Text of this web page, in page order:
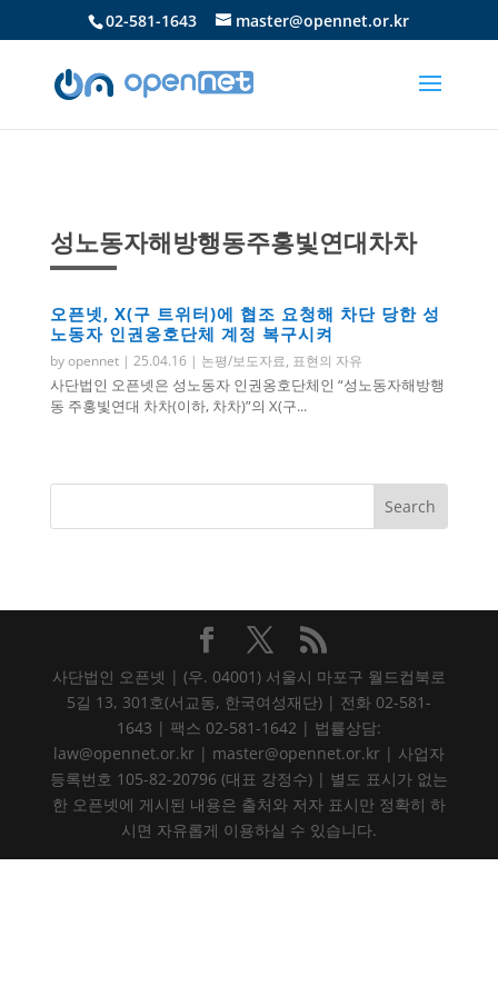
02-581-1643 master@opennet.or.kr
성노동자해방행동주홍빛연대차차
오픈넷, X(구 트위터)에 협조 요청해 차단 당한 성
노동자 인권옹호단체 계정 복구시켜
byopennet| 25.04.16| 논평/보도자료, 표현의 자유
사단법인 오픈넷은 성노동자 인권옹호단체인 “성노동자해방행
동 주홍빛연대 차차(이하, 차차)”의 X(구...
사단법인 오픈넷 | (우. 04001) 서울시 마포구 월드컵북로
5길 13, 301호(서교동, 한국여성재단) | 전화 02-581-
1643 | 팩스 02-581-1642 | 법률상담:
law@opennet.or.kr | master@opennet.or.kr | 사업자
등록번호 105-82-20796 (대표 강정수) | 별도 표시가 없는
한 오픈넷에 게시된 내용은 출처와 저자 표시만 정확히 하
시면 자유롭게 이용하실 수 있습니다.